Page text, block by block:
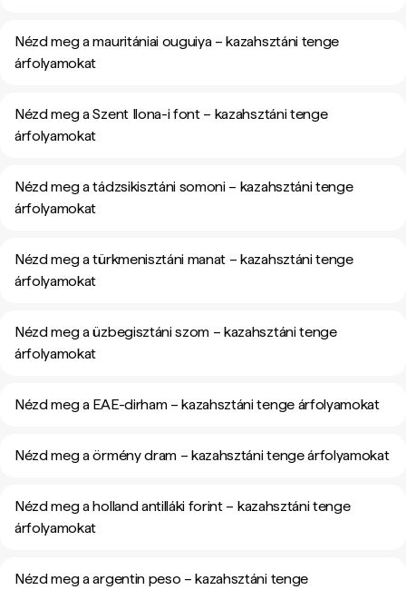
Nézd meg a mauritániai ouguiya – kazahsztáni tenge
árfolyamokat
Nézd meg a Szent Ilona-i font – kazahsztáni tenge
árfolyamokat
Nézd meg a tádzsikisztáni somoni – kazahsztáni tenge
árfolyamokat
Nézd meg a türkmenisztáni manat – kazahsztáni tenge
árfolyamokat
Nézd meg a üzbegisztáni szom – kazahsztáni tenge
árfolyamokat
Nézd meg a EAE-dirham – kazahsztáni tenge árfolyamokat
Nézd meg a örmény dram – kazahsztáni tenge árfolyamokat
Nézd meg a holland antilláki forint – kazahsztáni tenge
árfolyamokat
Nézd meg a argentin peso – kazahsztáni tenge